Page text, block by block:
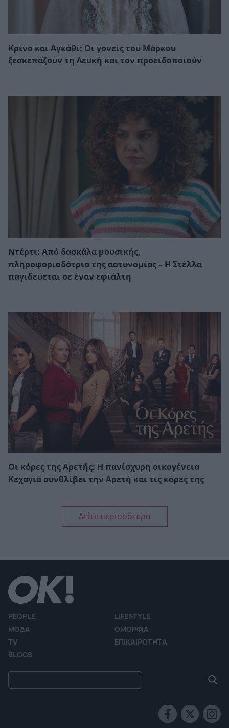
Κρίνο και Αγκάθι: Οι γονείς του Μάρκου
ξεσκεπάζουν τη Λευκή και τον προειδοποιούν
Ντέρτι: Από δασκάλα μουσικής,
πληροφοριοδότρια της αστυνομίας – Η Στέλλα
παγιδεύεται σε έναν εφιάλτη
Οι κόρες της Αρετής: Η πανίσχυρη οικογένεια
Κεχαγιά συνθλίβει την Αρετή και τις κόρες της
Δείτε περισσότερα
PEOPLE
LIFESTYLE
ΜΟΔΑ
ΟΜΟΡΦΙΑ
TV
ΕΠΙΚΑΙΡΟΤΗΤΑ
BLOGS